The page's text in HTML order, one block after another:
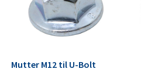
Mutter M12 til U-Bolt